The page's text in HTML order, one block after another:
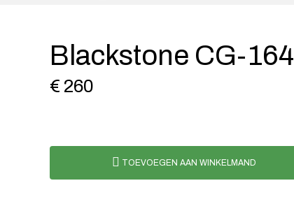
Blackstone CG-164
€ 260
TOEVOEGEN AAN WINKELMAND